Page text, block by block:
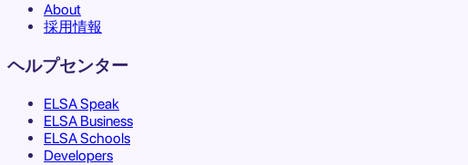
About
採用情報
ヘルプセンター
ELSA Speak
ELSA Business
ELSA Schools
Developers